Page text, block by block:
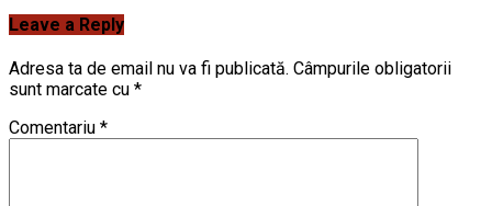
Leave a Reply
Adresa ta de email nu va fi publicată. Câmpurile obligatorii
sunt marcate cu *
Comentariu *